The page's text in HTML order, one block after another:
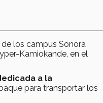
los campus Sonora
Kamiokande, en el
a la
para transportar los